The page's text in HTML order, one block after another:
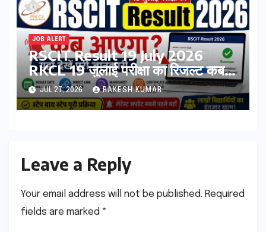
JOB ALERT
RSCIT Result 19 July 2026
RKCL 19 जुलाई परीक्षा का रिजल्ट कब
आएगा? यहां देखें Result Date,
Direct Link, Marksheet
Download Process
JUL 27, 2026 RAKESH KUMAR
Leave a Reply
Your email address will not be published. Required
fields are marked *